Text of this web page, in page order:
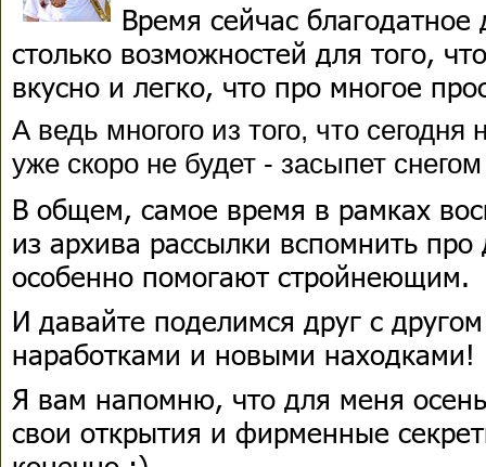
Время сейчас
столько возможностей для того,
вкусно и легко, что про многое
А ведь многого из того, что
уже скоро не будет - засыпет
В общем, самое время в рамках
из архива рассылки вспомнить
особенно помогают стройнеющим.
И давайте поделимся друг с
наработками и новыми находками!
Я вам напомню, что для меня
свои открытия и фирменные